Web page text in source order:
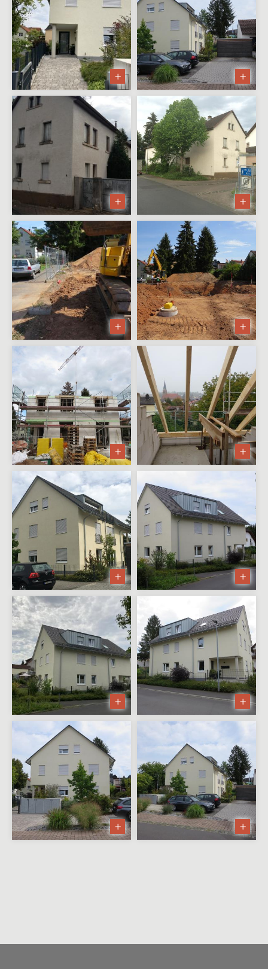
Apartmenthaus Lohr
Sanierung Gästezimmer in Bad
Orb
Zweifamilienwohnhaus mit
Einliegerwohnung
Realisierungsstudie
Mehrfamilienwohnanlage
Realisierungsstudie
städtebauliche
Nachverdichtung
Gewerbe
BENEDICT - Erweiterung Werk-
und Montagehalle
SCHÜSSLER — Garagenpark
BATHON GmbH —
Büro-/Lagerhalle und
Werkhalle
IRION Vertriebs GmbH —
Multifunktionsgebäude
SPS Schutzplanken GmbH —
Büro- und
Verwaltungsgebäude
HEUN Funkenerosion GmbH —
Betriebsgebäude
BENEDICT Systemfertigung
GmbH— Werk- und
Montagehallen
Hartig GmbH & Co. KG —
Produktionsgebäude
Autohaus Ehrlich
KAPP GmbH & Co. KG —